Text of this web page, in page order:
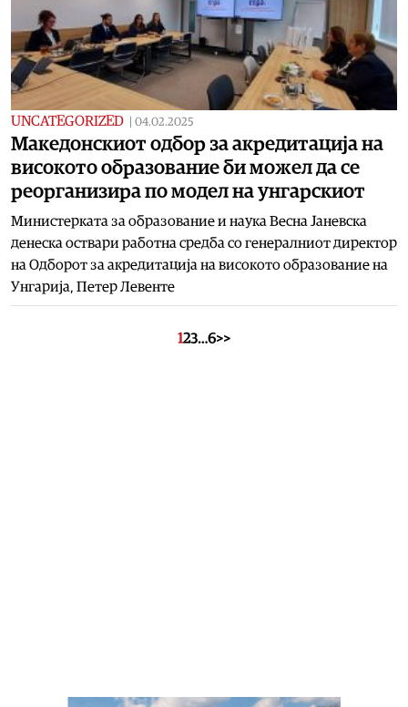
UNCATEGORIZED 04.02.2025
Македонскиот одбор за акредитација на
високото образование би можел да се
реорганизира по модел на унгарскиот
Министерката за образование и наука Весна Јаневска
денеска оствари работна средба со генералниот директор
на Одборот за акредитација на високото образование на
Унгарија, Петер Левенте
123…6>>